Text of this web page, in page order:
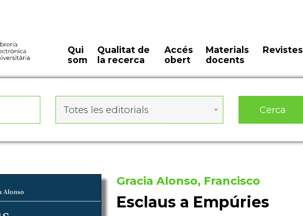
Qui
som
Qualitat de
la recerca
Accés
obert
Materials
docents
Revistes
Totes les editorials Cerca
Gracia Alonso, Francisco
Esclaus a Empúries